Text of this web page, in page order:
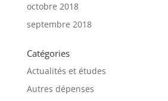
octobre 2018
septembre 2018
Catégories
Actualités et études
Autres dépenses